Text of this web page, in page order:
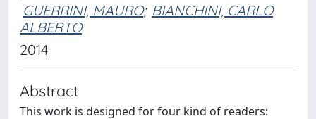
GUERRINI, MAURO; BIANCHINI, CARLO
ALBERTO
2014
Abstract
This work is designed for four kind of readers: